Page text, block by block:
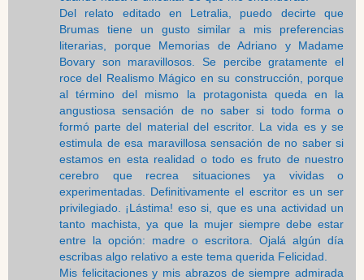
Del relato editado en Letralia, puedo decirte que
Brumas tiene un gusto similar a mis preferencias
literarias, porque Memorias de Adriano y Madame
Bovary son maravillosos. Se percibe gratamente el
roce del Realismo Mágico en su construcción, porque
al término del mismo la protagonista queda en la
angustiosa sensación de no saber si todo forma o
formó parte del material del escritor. La vida es y se
estimula de esa maravillosa sensación de no saber si
estamos en esta realidad o todo es fruto de nuestro
cerebro que recrea situaciones ya vividas o
experimentadas. Definitivamente el escritor es un ser
privilegiado. ¡Lástima! eso si, que es una actividad un
tanto machista, ya que la mujer siempre debe estar
entre la opción: madre o escritora. Ojalá algún día
escribas algo relativo a este tema querida Felicidad.
Mis felicitaciones y mis abrazos de siempre admirada